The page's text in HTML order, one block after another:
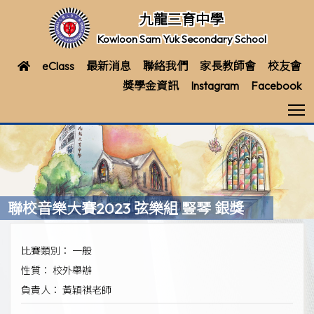
九龍三育中學
Kowloon Sam Yuk Secondary School
eClass 最新消息 聯絡我們 家長教師會
校友會
獎學金資訊
Instagram Facebook
聯校音樂大賽2023 弦樂組 豎琴 銀獎
比賽類別： 一般
性質： 校外舉辦
負責人： 黃穎祺老師